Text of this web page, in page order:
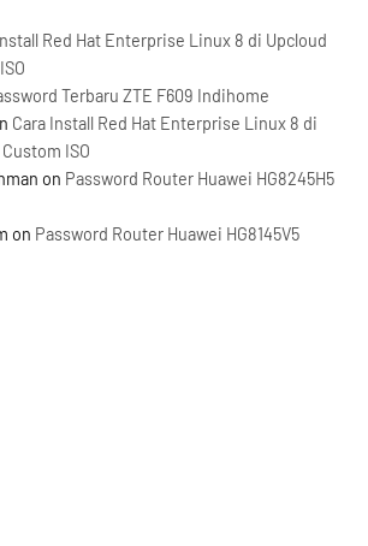
Red Hat Enterprise Linux 8 di Upcloud
Terbaru ZTE F609 Indihome
Cara Install Red Hat Enterprise Linux 8 di
ISO
on Password Router Huawei HG8245H5
on Password Router Huawei HG8145V5